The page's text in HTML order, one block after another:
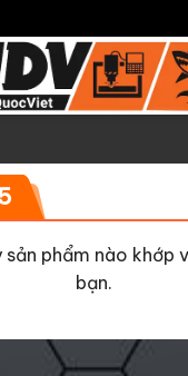
phẩm nào khớp
bạn.